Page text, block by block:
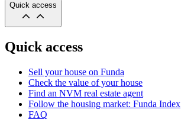
Quick access
Quick access
Sell your house on Funda
Check the value of your house
Find an NVM real estate agent
Follow the housing market: Funda Index
FAQ